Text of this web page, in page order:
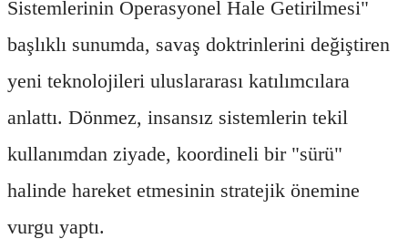
Sistemlerinin Operasyonel Hale Getirilmesi"
başlıklı sunumda, savaş doktrinlerini değiştiren
yeni teknolojileri uluslararası katılımcılara
anlattı. Dönmez, insansız sistemlerin tekil
kullanımdan ziyade, koordineli bir "sürü"
halinde hareket etmesinin stratejik önemine
vurgu yaptı.